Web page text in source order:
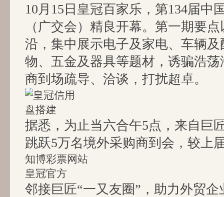
10月15日皇冠百家乐，第134届中
（广交会）精良开幕。第一期要
沿，集中展示电子及家电、车辆
物、五金及器具等题材，诱骗浩
商到场疏导、洽谈，打扰超卓。
据悉，为止当六合午5点，来自巨
跳跃5万名境外采购商到会，较上
知博彩票网站
皇冠官方
邻接巨匠“一又友圈”，助力外贸企